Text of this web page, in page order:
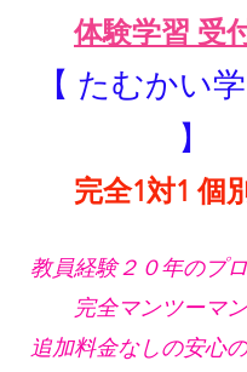
体験学習 受
【 たむかい
】
完全1対1 個
教員経験２０年のプ
完全マンツーマ
追加料金なしの安心の